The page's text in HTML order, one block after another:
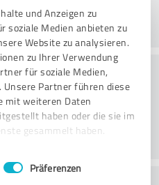
und Anzeigen zu
soziale Medien anbieten zu
Website zu analysieren.
zu Ihrer Verwendung
für soziale Medien,
Unsere Partner führen diese
mit weiteren Daten
haben oder die sie im
gesammelt haben.
Präferenzen